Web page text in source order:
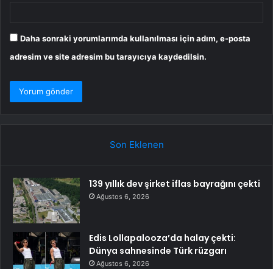
Daha sonraki yorumlarımda kullanılması için adım, e-posta
adresim ve site adresim bu tarayıcıya kaydedilsin.
Son Eklenen
139 yıllık dev şirket iflas bayrağını çekti
Ağustos 6, 2026
Edis Lollapalooza’da halay çekti:
Dünya sahnesinde Türk rüzgarı
Ağustos 6, 2026